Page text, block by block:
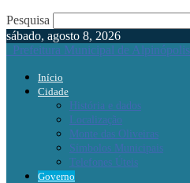
Pesquisa
sábado, agosto 8, 2026
Prefeitura Municipal de Alpinópolis
Início
Cidade
História e dados
Localização
Monte das Oliveiras
Símbolos Municipais
Telefones Úteis
Governo